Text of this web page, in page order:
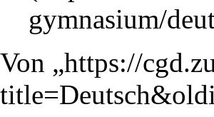
Von „https://